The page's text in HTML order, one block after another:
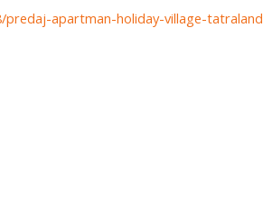
apartman-holiday-village-